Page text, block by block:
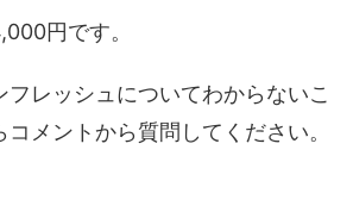
円です。
フレッシュについてわからないこ
メントから質問してください。